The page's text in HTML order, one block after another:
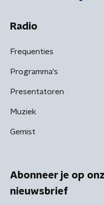
Radio
Frequenties
Programma's
Presentatoren
Muziek
Gemist
Abonneer je op
nieuwsbrief